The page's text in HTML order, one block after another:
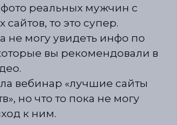
фото реальных мужчин с
сайтов, то это супер.
не могу увидеть инфо по
вы рекомендовали в
вебинар «лучшие сайты
но что то пока не могу
к ним.